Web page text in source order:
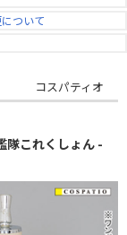
ついて
コスパティオ
隊これくしょん -